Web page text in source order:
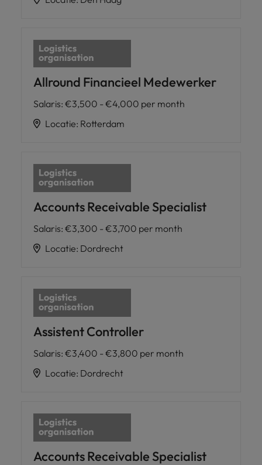
Allround Financieel Medewerker
Salaris: €3,500 - €4,000 per month
Locatie: Rotterdam
Accounts Receivable Specialist
Salaris: €3,300 - €3,700 per month
Locatie: Dordrecht
Assistent Controller
Salaris: €3,400 - €3,800 per month
Locatie: Dordrecht
Accounts Receivable Specialist